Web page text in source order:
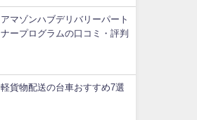
アマゾンハブデリバリーパート
ナープログラムの口コミ・評判
軽貨物配送の台車おすすめ7選